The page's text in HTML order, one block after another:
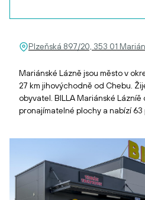
Plzeňská 897/20, 353 01
Mariánské Lázně jsou město v
27 km jihovýchodně od Chebu.
obyvatel. BILLA Mariánské Lázníě
pronajímatelné plochy a nabízí 63